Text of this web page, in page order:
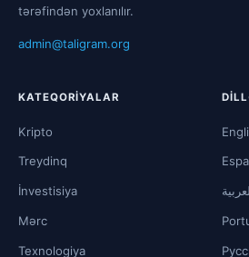
tərəfindən yoxlanılır.
admin@taligram.org
KATEQORIYALAR
Kripto
Treydinq
İnvestisiya
Mərc
Texnologiya